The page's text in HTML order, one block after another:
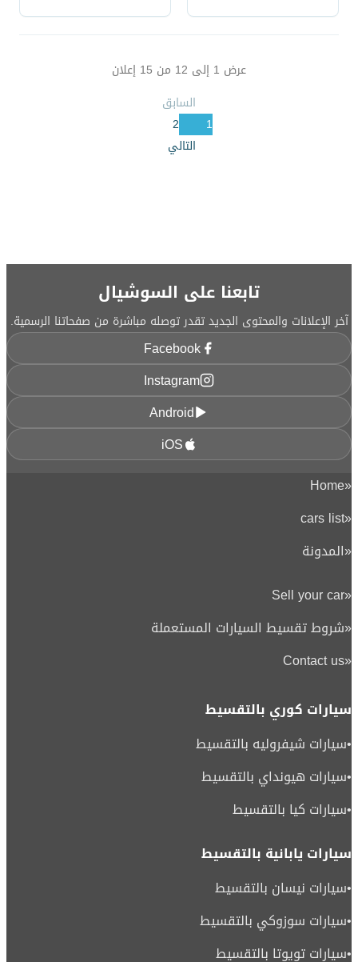
عرض 1 إلى 12 من 15 إعلان
السابق
1
2
التالي
تابعنا على السوشيال
آخر الإعلانات والمحتوى الجديد تقدر توصله مباشرة من صفحاتنا الرسمية.
Facebook
Instagram
Android
iOS
«
Home
«
cars list
«المدونة
«
Sell your car
«شروط تقسيط السيارات المستعملة
«
Contact us
سيارات كوري بالتقسيط
•سيارات شيفروليه بالتقسيط
•سيارات هيونداي بالتقسيط
•سيارات كيا بالتقسيط
سيارات يابانية بالتقسيط
•سيارات نيسان بالتقسيط
•سيارات سوزوكي بالتقسيط
•سيارات تويوتا بالتقسيط